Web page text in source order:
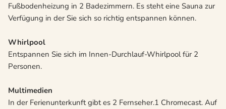
Fußbodenheizung in 2 Badezimmern. Es steht eine Sauna zur
Verfügung in der Sie sich so richtig entspannen können.
Whirlpool
Entspannen Sie sich im Innen-Durchlauf-Whirlpool für 2
Personen.
Multimedien
In der Ferienunterkunft gibt es 2 Fernseher.1 Chromecast. Auf